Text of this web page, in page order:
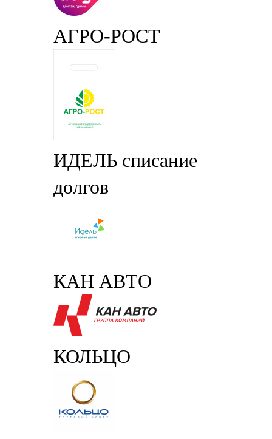
АГРО-РОСТ
ИДЕЛЬ списание
долгов
КАН АВТО
КОЛЬЦО